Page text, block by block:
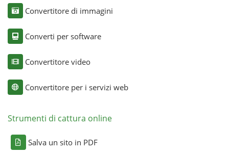
Convertitore di immagini
Converti per software
Convertitore video
Convertitore per i servizi web
Strumenti di cattura online
Salva un sito in PDF